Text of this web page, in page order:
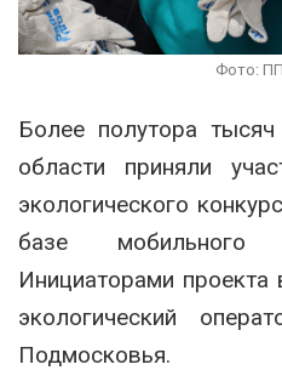
Фото:
Более полутора
области приняли
экологического
базе мобильного
Инициаторами проекта
экологический
Подмосковья.